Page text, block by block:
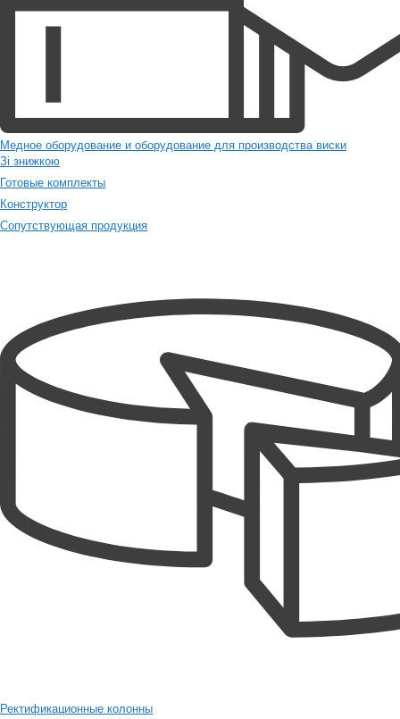
Медное оборудование и оборудование для производства виски
Зі знижкою
Готовые комплекты
Конструктор
Сопутствующая продукция
Ректификационные колонны